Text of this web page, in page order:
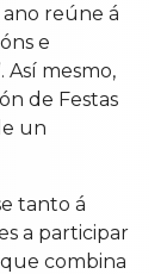
reúne á
e
Así mesmo,
de Festas
un
tanto á
a participar
combina